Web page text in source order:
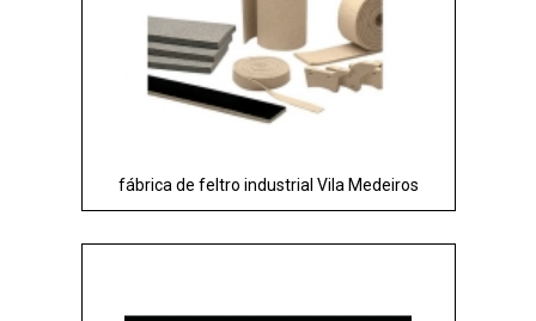
fábrica de feltro industrial Vila Medeiros